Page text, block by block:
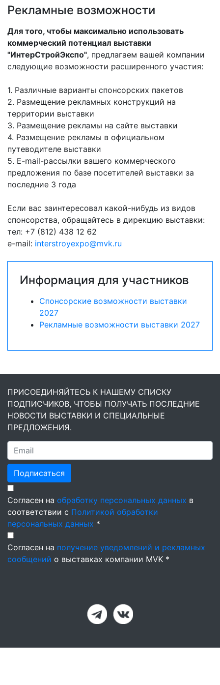
Рекламные возможности
Для того, чтобы максимально использовать
коммерческий потенциал выставки
"ИнтерСтройЭкспо", предлагаем вашей компании
следующие возможности расширенного участия:
1. Различные варианты спонсорских пакетов
2. Размещение рекламных конструкций на
территории выставки
3. Размещение рекламы на сайте выставки
4. Размещение рекламы в официальном
путеводителе выставки
5. E-mail-рассылки вашего коммерческого
предложения по базе посетителей выставки за
последние 3 года
Если вас заинтересовал какой-нибудь из видов
спонсорства, обращайтесь в дирекцию выставки:
тел: +7 (812) 438 12 62
e-mail: interstroyexpo@mvk.ru
Информация для участников
Спонсорские возможности выставки
2027
Рекламные возможности выставки 2027
ПРИСОЕДИНЯЙТЕСЬ К НАШЕМУ СПИСКУ
ПОДПИСЧИКОВ, ЧТОБЫ ПОЛУЧАТЬ ПОСЛЕДНИЕ
НОВОСТИ ВЫСТАВКИ И СПЕЦИАЛЬНЫЕ
ПРЕДЛОЖЕНИЯ.
Подписаться
Согласен на обработку персональных данных в
соответствии с Политикой обработки
персональных данных *
Согласен на получение уведомлений и рекламных
сообщений о выставках компании MVK *